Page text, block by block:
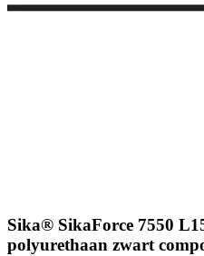
Sika® SikaForce 7550
polyurethaan zwart